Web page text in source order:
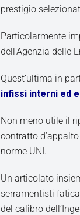
prestigio
Particolarmente
dell’Agenzia delle
Quest’ultima in
infissi interni ed
Non meno utile il
contratto
norme UNI.
Un articolato
serramentisti
del calibro